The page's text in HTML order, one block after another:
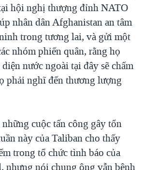
hội nghị thượng đỉnh NATO
nhân dân Afghanistan an tâm
trong tương lai, và gửi một
nhóm phiến quân, rằng họ
nước ngoài tại đây sẽ chấm
phải nghĩ đến thương lượng
cuộc tấn công gây tổn
này của Taliban cho thấy
trong tổ chức tình báo của
nhưng nói chung ông vẫn bênh